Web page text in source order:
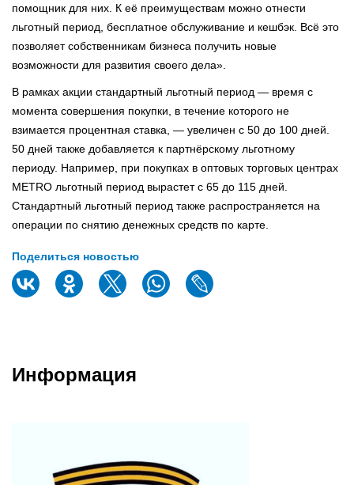
помощник для них. К её преимуществам можно отнести
льготный период, бесплатное обслуживание и кешбэк. Всё это
позволяет собственникам бизнеса получить новые
возможности для развития своего дела».
В рамках акции стандартный льготный период — время с
момента совершения покупки, в течение которого не
взимается процентная ставка, — увеличен с 50 до 100 дней.
50 дней также добавляется к партнёрскому льготному
периоду. Например, при покупках в оптовых торговых центрах
МETRO льготный период вырастет с 65 до 115 дней.
Стандартный льготный период также распространяется на
операции по снятию денежных средств по карте.
Поделиться новостью
Информация